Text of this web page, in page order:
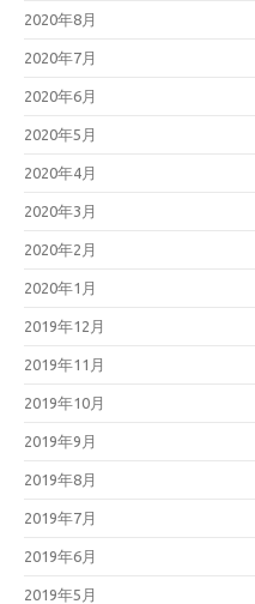
2020年8月
2020年7月
2020年6月
2020年5月
2020年4月
2020年3月
2020年2月
2020年1月
2019年12月
2019年11月
2019年10月
2019年9月
2019年8月
2019年7月
2019年6月
2019年5月